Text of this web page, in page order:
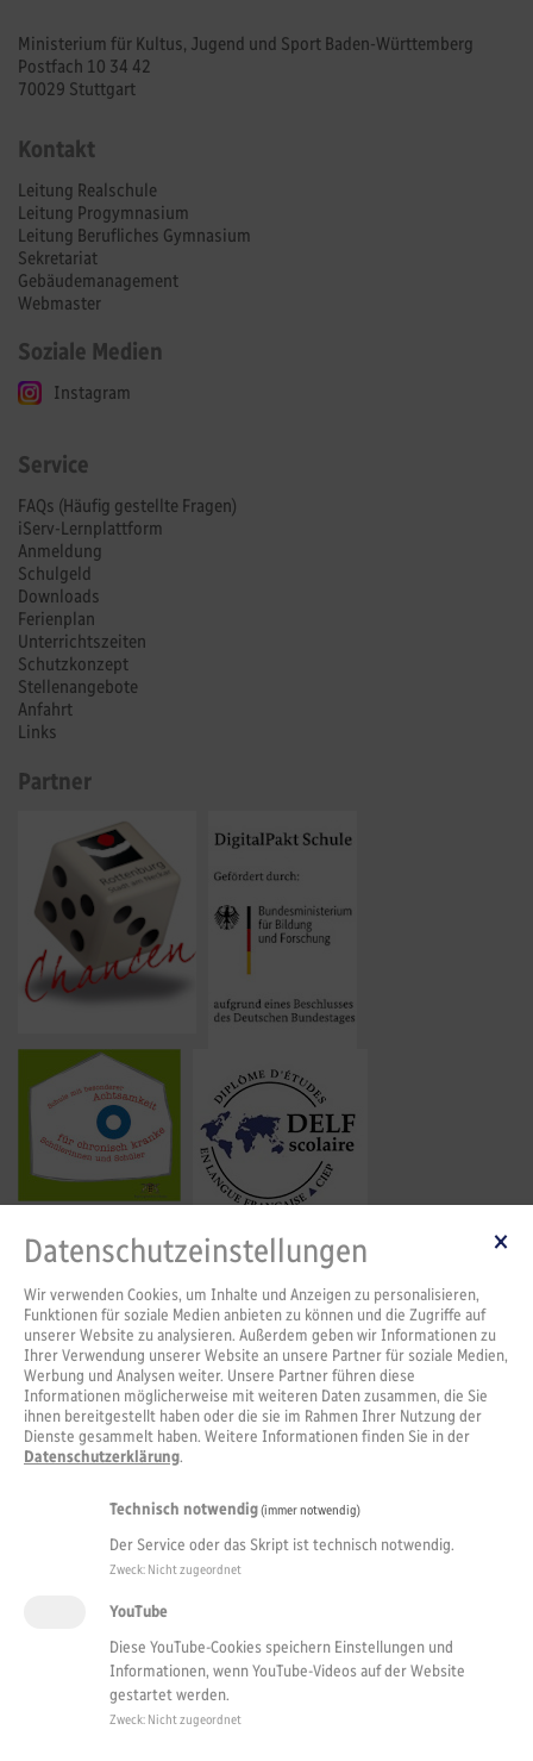
Ministerium für Kultus, Jugend und Sport Baden-Württemberg
Postfach 10 34 42
70029 Stuttgart
Kontakt
Leitung Realschule
Leitung Progymnasium
Leitung Berufliches Gymnasium
Sekretariat
Gebäudemanagement
Webmaster
Soziale Medien
Instagram
Service
FAQs (Häufig gestellte Fragen)
iServ-Lernplattform
Anmeldung
Schulgeld
Downloads
Ferienplan
Unterrichtszeiten
Schutzkonzept
Stellenangebote
Anfahrt
Links
Partner
Datenschutzeinstellungen
Wir verwenden Cookies, um Inhalte und Anzeigen zu personalisieren,
Funktionen für soziale Medien anbieten zu können und die Zugriffe auf
unserer Website zu analysieren. Außerdem geben wir Informationen zu
Ihrer Verwendung unserer Website an unsere Partner für soziale Medien,
Werbung und Analysen weiter. Unsere Partner führen diese
Informationen möglicherweise mit weiteren Daten zusammen, die Sie
ihnen bereitgestellt haben oder die sie im Rahmen Ihrer Nutzung der
Dienste gesammelt haben. Weitere Informationen finden Sie in der
Datenschutzerklärung.
Technisch notwendig(immer notwendig)
Der Service oder das Skript ist technisch notwendig.
Zweck: Nicht zugeordnet
YouTube
Diese YouTube-Cookies speichern Einstellungen und
Informationen, wenn YouTube-Videos auf der Website
gestartet werden.
Zweck: Nicht zugeordnet